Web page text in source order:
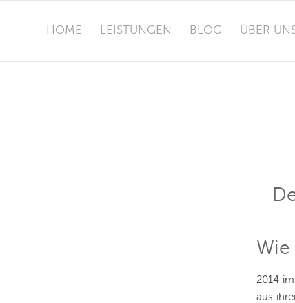
HOME LEISTUNGEN BLOG ÜBER
Wie
2014
aus